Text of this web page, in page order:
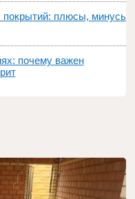
плюсы, минусы,
почему важен